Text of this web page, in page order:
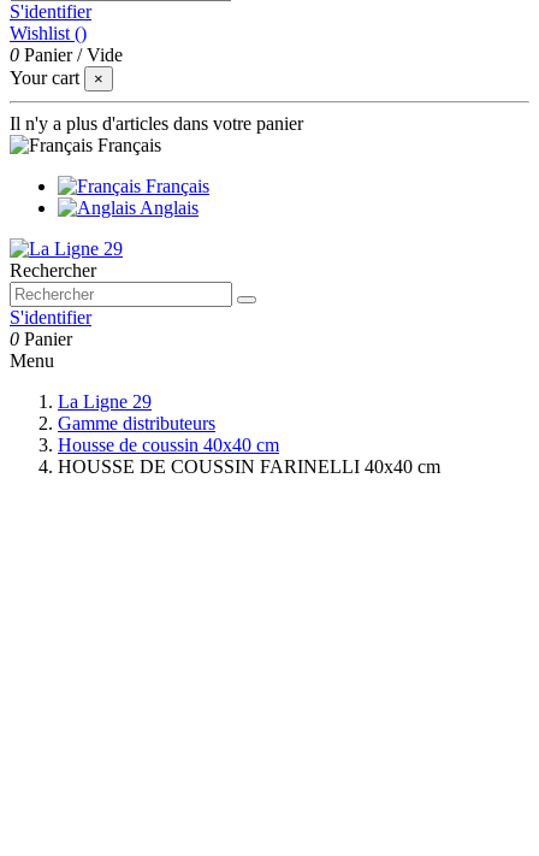
S'identifier
Wishlist ()
0 Panier /Vide
Your cart
×
Il n'y a plus d'articles dans votre panier
Français
Français
Anglais
Rechercher
S'identifier
0 Panier
Menu
La Ligne 29
Gamme distributeurs
Housse de coussin 40x40 cm
HOUSSE DE COUSSIN FARINELLI 40x40 cm